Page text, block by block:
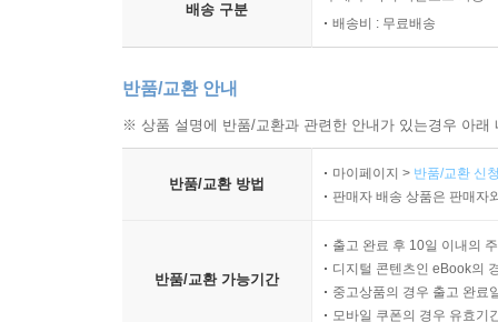
배송 구분
배송비 : 무료배송
반품/교환 안내
※ 상품 설명에 반품/교환과 관련한 안내가 있는경우 아
반품/교환 방법
마이페이지 > 반품/교환 신
판매자 배송 상품은 판매자
반품/교환 가능기간
출고 완료 후 10일 이내의
디지털 콘텐츠인 eBook의
중고상품의 경우 출고 완료
모바일 쿠폰의 경우 유효기